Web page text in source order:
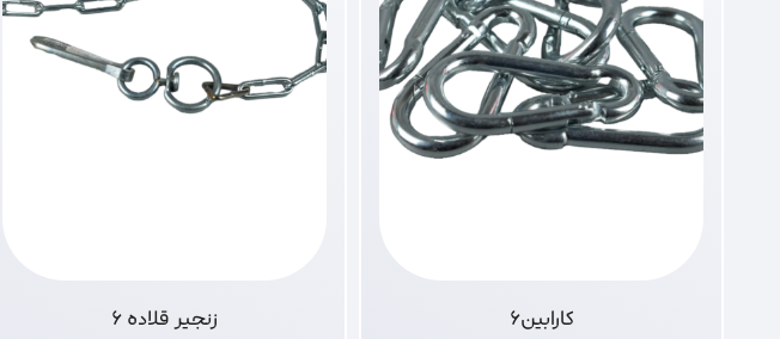
کارابین6 زنجیر قلاده 6